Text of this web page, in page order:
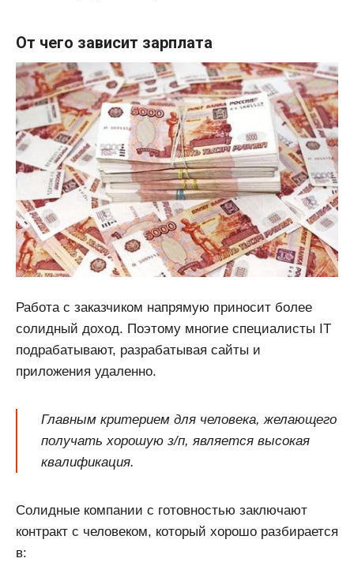
От чего зависит зарплата
Работа с заказчиком напрямую приносит более
солидный доход. Поэтому многие специалисты IT
подрабатывают, разрабатывая сайты и
приложения удаленно.
Главным критерием для человека, желающего
получать хорошую з/п, является высокая
квалификация.
Солидные компании с готовностью заключают
контракт с человеком, который хорошо разбирается
в: